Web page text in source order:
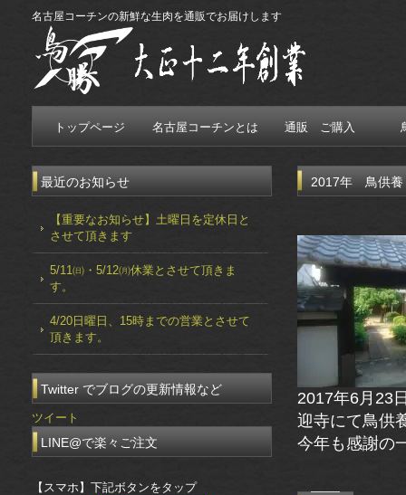
名古屋コーチンの新鮮な生肉を通販でお届けします
トップページ 名古屋コーチンとは 通販 ご購入
2017年 鳥供養
2017年6月23
迎寺にて鳥供
今年も感謝の
最近のお知らせ
【重要なお知らせ】土曜日を定休日と
させて頂きます
5/11㈰・5/12㈪休業とさせて頂きま
す。
4/20日曜日、15時までの営業とさせて
頂きます。
Twitter でブログの更新情報など
ツイート
LINE@で楽々ご注文
【スマホ】下記ボタンをタップ